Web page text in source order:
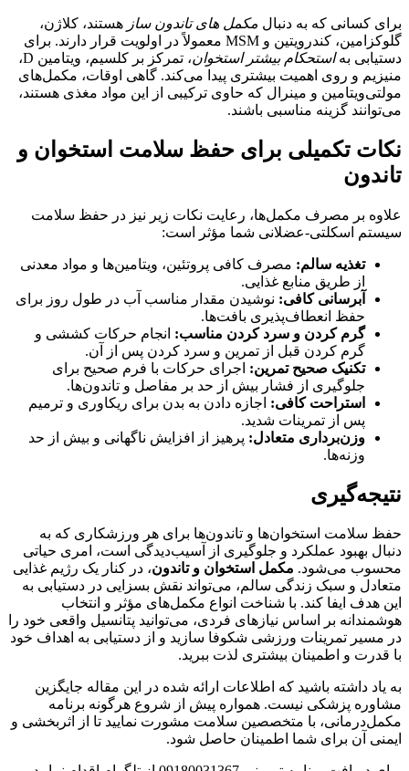
برای کسانی که به دنبال مکمل های تاندون ساز هستند، کلاژن،
گلوکزامین، کندرویتین و MSM معمولاً در اولویت قرار دارند. برای
دستیابی بهاستحکام بیشتر استخوان
، تمرکز بر کلسیم، ویتامین D،
منیزیم و روی اهمیت بیشتری پیدا می‌کند. گاهی اوقات، مکمل‌های
مولتی‌ویتامین و مینرال که حاوی ترکیبی از این مواد مغذی هستند،
می‌توانند گزینه مناسبی باشند.
نکات تکمیلی برای حفظ سلامت استخوان و
تاندون
علاوه بر مصرف مکمل‌ها، رعایت نکات زیر نیز در حفظ سلامت
سیستم اسکلتی-عضلانی شما مؤثر است:
تغذیه سالم: مصرف کافی پروتئین، ویتامین‌ها و مواد معدنی
از طریق منابع غذایی.
آبرسانی کافی: نوشیدن مقدار مناسب آب در طول روز برای
حفظ انعطاف‌پذیری بافت‌ها.
گرم کردن و سرد کردن مناسب: انجام حرکات کششی و
گرم کردن قبل از تمرین و سرد کردن پس از آن.
تکنیک صحیح تمرین: اجرای حرکات با فرم صحیح برای
جلوگیری از فشار بیش از حد بر مفاصل و تاندون‌ها.
استراحت کافی: اجازه دادن به بدن برای ریکاوری و ترمیم
پس از تمرینات شدید.
وزن‌برداری متعادل: پرهیز از افزایش ناگهانی و بیش از حد
وزنه‌ها.
نتیجه‌گیری
حفظ سلامت استخوان‌ها و تاندون‌ها برای هر ورزشکاری که به
دنبال بهبود عملکرد و جلوگیری از آسیب‌دیدگی است، امری حیاتی
محسوب می‌شود. مکمل استخوان و تاندون، در کنار یک رژیم غذایی
متعادل و سبک زندگی سالم، می‌تواند نقش بسزایی در دستیابی به
این هدف ایفا کند. با شناخت انواع مکمل‌های مؤثر و انتخاب
هوشمندانه بر اساس نیازهای فردی، می‌توانید پتانسیل واقعی خود را
در مسیر تمرینات ورزشی شکوفا سازید و از دستیابی به اهداف خود
با قدرت و اطمینان بیشتری لذت ببرید.
به یاد داشته باشید که اطلاعات ارائه شده در این مقاله جایگزین
مشاوره پزشکی نیست. همواره پیش از شروع هرگونه برنامه
مکمل‌درمانی، با متخصصین سلامت مشورت نمایید تا از اثربخشی و
ایمنی آن برای شما اطمینان حاصل شود.